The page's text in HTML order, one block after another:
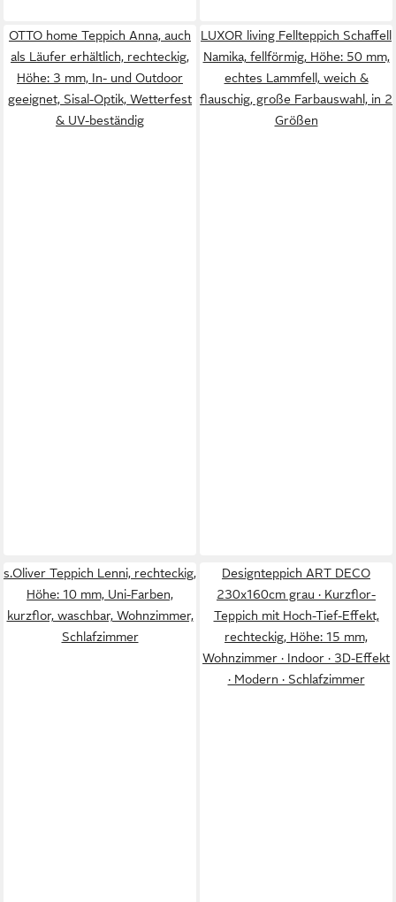
OTTO home Teppich Anna, auch
als Läufer erhältlich, rechteckig,
Höhe: 3 mm, In- und Outdoor
geeignet, Sisal-Optik, Wetterfest
& UV-beständig
LUXOR living Fellteppich Schaffell
Namika, fellförmig, Höhe: 50 mm,
echtes Lammfell, weich &
flauschig, große Farbauswahl, in 2
Größen
s.Oliver Teppich Lenni, rechteckig,
Höhe: 10 mm, Uni-Farben,
kurzflor, waschbar, Wohnzimmer,
Schlafzimmer
Designteppich ART DECO
230x160cm grau · Kurzflor-
Teppich mit Hoch-Tief-Effekt,
rechteckig, Höhe: 15 mm,
Wohnzimmer · Indoor · 3D-Effekt
· Modern · Schlafzimmer